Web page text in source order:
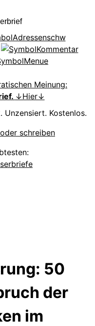
Meinung:
↓Hier↓
Unzensiert. Kostenlos.
schreiben
50
der
im